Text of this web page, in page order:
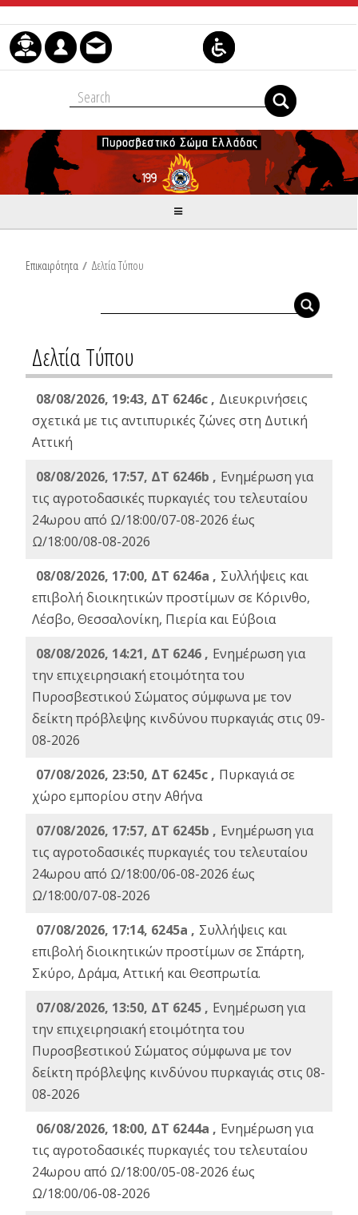
Μετάβαση στο περιεχόμενο
Επικαιρότητα / Δελτία Τύπου
Δελτία Τύπου
08/08/2026, 19:43, ΔT 6246c , Διευκρινήσεις
σχετικά με τις αντιπυρικές ζώνες στη Δυτική
Αττική
08/08/2026, 17:57, ΔΤ 6246b , Ενημέρωση για
τις αγροτοδασικές πυρκαγιές του τελευταίου
24ωρου από Ω/18:00/07-08-2026 έως
Ω/18:00/08-08-2026
08/08/2026, 17:00, ΔΤ 6246a , Συλλήψεις και
επιβολή διοικητικών προστίμων σε Κόρινθο,
Λέσβο, Θεσσαλονίκη, Πιερία και Εύβοια
08/08/2026, 14:21, ΔΤ 6246 , Ενημέρωση για
την επιχειρησιακή ετοιμότητα του
Πυροσβεστικού Σώματος σύμφωνα με τον
δείκτη πρόβλεψης κινδύνου πυρκαγιάς στις 09-
08-2026
07/08/2026, 23:50, ΔΤ 6245c , Πυρκαγιά σε
χώρο εμπορίου στην Αθήνα
07/08/2026, 17:57, ΔΤ 6245b , Ενημέρωση για
τις αγροτοδασικές πυρκαγιές του τελευταίου
24ωρου από Ω/18:00/06-08-2026 έως
Ω/18:00/07-08-2026
07/08/2026, 17:14, 6245a , Συλλήψεις και
επιβολή διοικητικών προστίμων σε Σπάρτη,
Σκύρο, Δράμα, Αττική και Θεσπρωτία.
07/08/2026, 13:50, ΔΤ 6245 , Ενημέρωση για
την επιχειρησιακή ετοιμότητα του
Πυροσβεστικού Σώματος σύμφωνα με τον
δείκτη πρόβλεψης κινδύνου πυρκαγιάς στις 08-
08-2026
06/08/2026, 18:00, ΔΤ 6244a , Ενημέρωση για
τις αγροτοδασικές πυρκαγιές του τελευταίου
24ωρου από Ω/18:00/05-08-2026 έως
Ω/18:00/06-08-2026